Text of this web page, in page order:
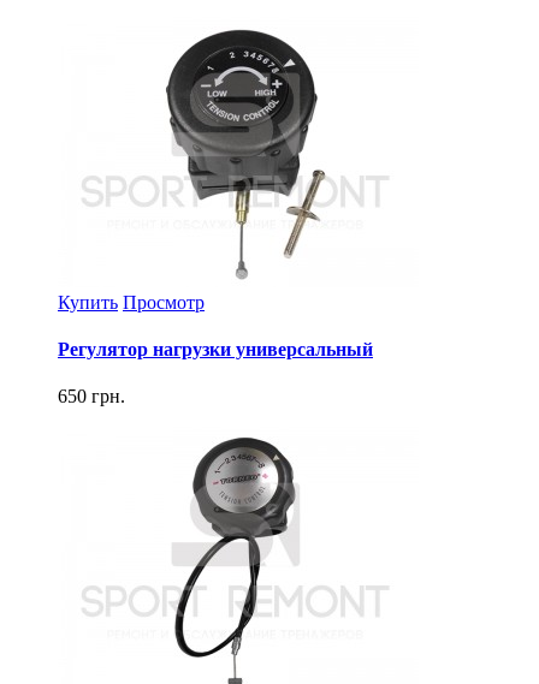
Купить Просмотр
Регулятор нагрузки универсальный
650 грн.